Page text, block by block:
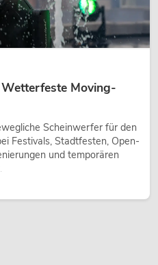
Moving-
Scheinwerfer für den
Festivals, Stadtfesten, Open-
und temporären